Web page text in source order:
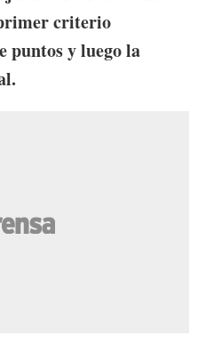
criterio
puntos y luego la